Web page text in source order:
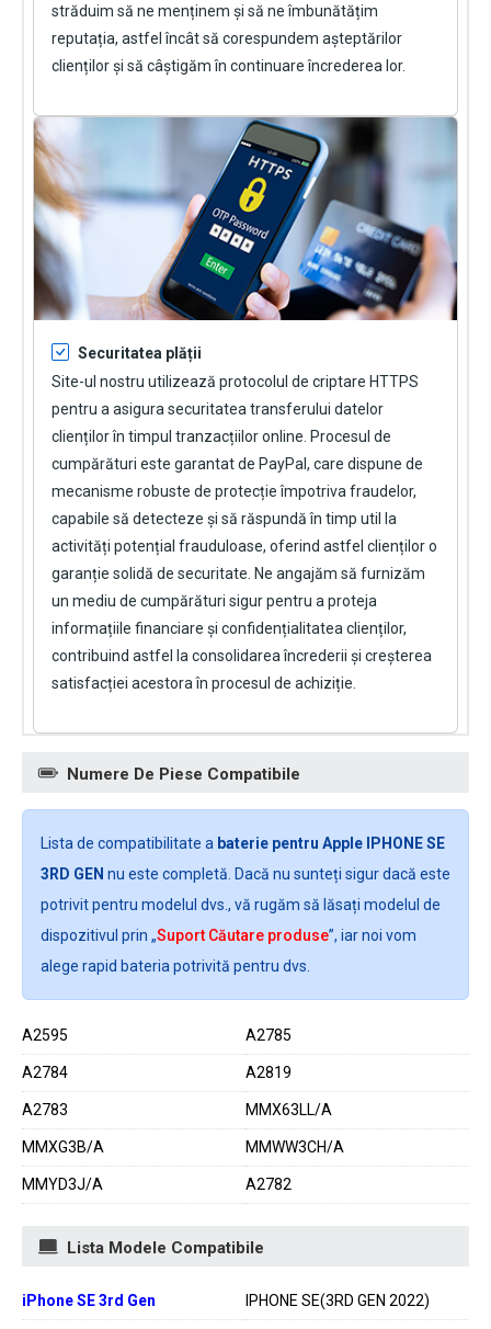
străduim să ne menținem și să ne îmbunătățim
reputația, astfel încât să corespundem așteptărilor
clienților și să câștigăm în continuare încrederea lor.
Securitatea plății
Site-ul nostru utilizează protocolul de criptare HTTPS
pentru a asigura securitatea transferului datelor
clienților în timpul tranzacțiilor online. Procesul de
cumpărături este garantat de PayPal, care dispune de
mecanisme robuste de protecție împotriva fraudelor,
capabile să detecteze și să răspundă în timp util la
activități potențial frauduloase, oferind astfel clienților o
garanție solidă de securitate. Ne angajăm să furnizăm
un mediu de cumpărături sigur pentru a proteja
informațiile financiare și confidențialitatea clienților,
contribuind astfel la consolidarea încrederii și creșterea
satisfacției acestora în procesul de achiziție.
Numere De Piese Compatibile
Lista de compatibilitate a baterie pentru Apple IPHONE SE
3RD GEN nu este completă. Dacă nu sunteți sigur dacă este
potrivit pentru modelul dvs., vă rugăm să lăsați modelul de
dispozitivul prin „Suport Căutare produse”, iar noi vom
alege rapid bateria potrivită pentru dvs.
A2595 A2785
A2784 A2819
A2783 MMX63LL/A
MMXG3B/A MMWW3CH/A
MMYD3J/A A2782
Lista Modele Compatibile
iPhone SE 3rd Gen IPHONE SE(3RD GEN 2022)